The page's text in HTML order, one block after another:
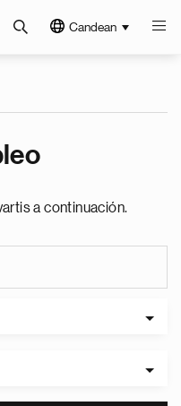
Candean
a continuación.